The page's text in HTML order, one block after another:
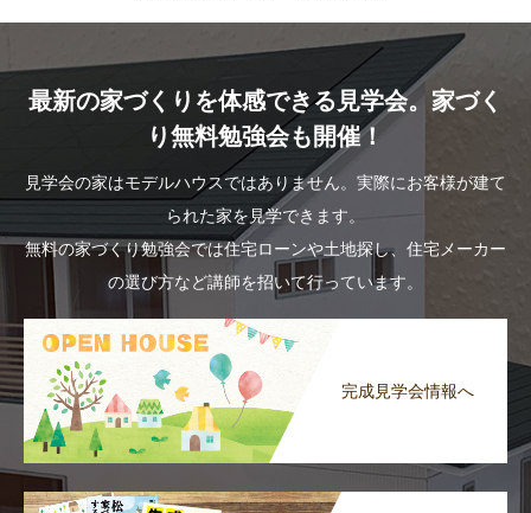
最新の家づくりを体感できる見学会。家づく
り無料勉強会も開催！
見学会の家はモデルハウスではありません。実際にお客様が建て
られた家を見学できます。
無料の家づくり勉強会では住宅ローンや土地探し、住宅メーカー
の選び方など講師を招いて行っています。
完成見学会情報へ